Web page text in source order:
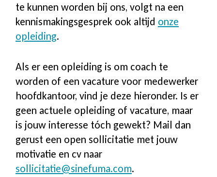
te kunnen worden bij ons, volgt na een
kennismakingsgesprek ook altijd onze
opleiding.
Als er een opleiding is om coach te
worden of een vacature voor medewerker
hoofdkantoor, vind je deze hieronder. Is er
geen actuele opleiding of vacature, maar
is jouw interesse tóch gewekt? Mail dan
gerust een open sollicitatie met jouw
motivatie en cv naar
sollicitatie@sinefuma.com.